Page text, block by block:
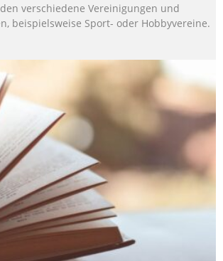
verschiedene Vereinigungen und
beispielsweise Sport- oder Hobbyvereine.